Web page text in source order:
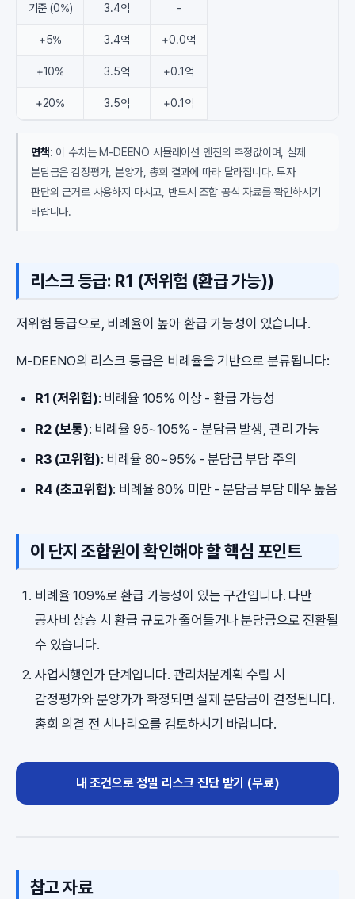
기준 (0%) 3.4억 -
+5% 3.4억 +0.0억
+10% 3.5억 +0.1억
+20% 3.5억 +0.1억
면책: 이 수치는 M-DEENO 시뮬레이션 엔진의 추정값이며, 실제
분담금은 감정평가, 분양가, 총회 결과에 따라 달라집니다. 투자
판단의 근거로 사용하지 마시고, 반드시 조합 공식 자료를 확인하시기
바랍니다.
리스크 등급: R1 (저위험 (환급 가능))
저위험 등급으로, 비례율이 높아 환급 가능성이 있습니다.
M-DEENO의 리스크 등급은 비례율을 기반으로 분류됩니다:
R1 (저위험): 비례율 105% 이상 - 환급 가능성
R2 (보통): 비례율 95~105% - 분담금 발생, 관리 가능
R3 (고위험): 비례율 80~95% - 분담금 부담 주의
R4 (초고위험): 비례율 80% 미만 - 분담금 부담 매우 높음
이 단지 조합원이 확인해야 할 핵심 포인트
비례율 109%로 환급 가능성이 있는 구간입니다. 다만
공사비 상승 시 환급 규모가 줄어들거나 분담금으로 전환될
수 있습니다.
사업시행인가 단계입니다. 관리처분계획 수립 시
감정평가와 분양가가 확정되면 실제 분담금이 결정됩니다.
총회 의결 전 시나리오를 검토하시기 바랍니다.
내 조건으로 정밀 리스크 진단 받기 (무료)
참고 자료